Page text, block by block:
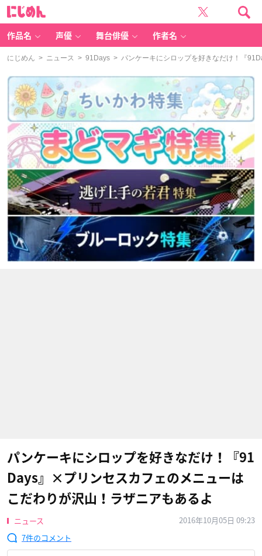
作品名 声優 舞台俳優 作者名
にじめん > ニュース > 91Days > パンケーキにシロップを好きなだけ！『
パンケーキにシロップを好きなだけ！『91
Days』×プリンセスカフェのメニューは
こだわりが沢山！ラザニアもあるよ
ニュース
2016年10月05日 09:23
7